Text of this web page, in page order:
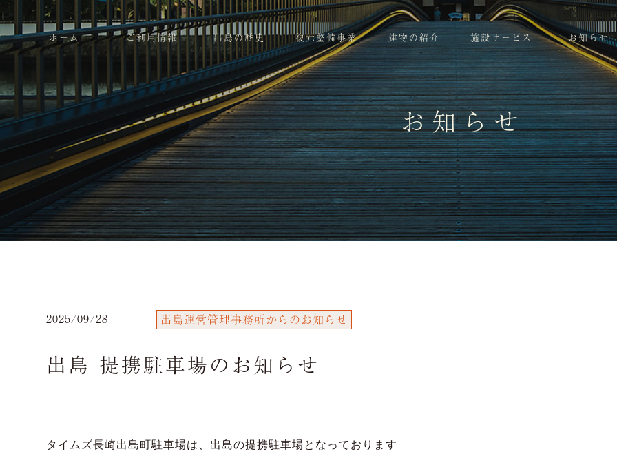
ホーム ご利用情報 出島の歴史 復元整備事業 建物の紹介 施設サービス お知らせ
お知らせ
2025/09/28 出島運営管理事務所からのお知らせ
出島 提携駐車場のお知らせ
タイムズ長崎出島町駐車場は、出島の提携駐車場となっております